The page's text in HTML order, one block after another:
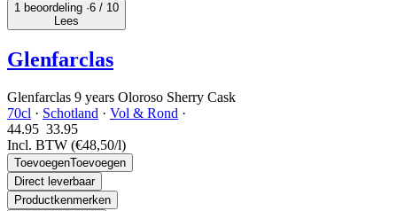
1 beoordeling ·6 / 10
Lees
Glenfarclas
Glenfarclas 9 years Oloroso Sherry Cask
70cl · Schotland · Vol & Rond ·
44.95 33.95
Incl. BTW (€48,50/l)
ToevoegenToevoegen
Direct leverbaar
Productkenmerken